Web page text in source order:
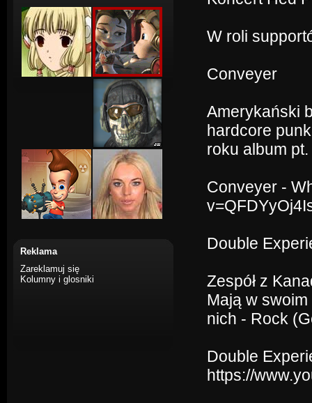
Reklama
Zareklamuj się
Kolumny i glosniki
W roli
Conveyer
Amerykański
hardcore
roku album
Conveyer -
Double
Zespół z
Mają w
nich - Rock
Double
https://